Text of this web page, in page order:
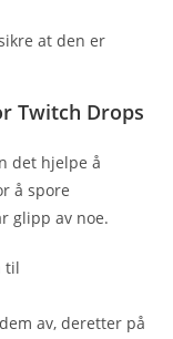
at den er
Twitch Drops
det hjelpe å
å spore
glipp av noe.
til
av, deretter på